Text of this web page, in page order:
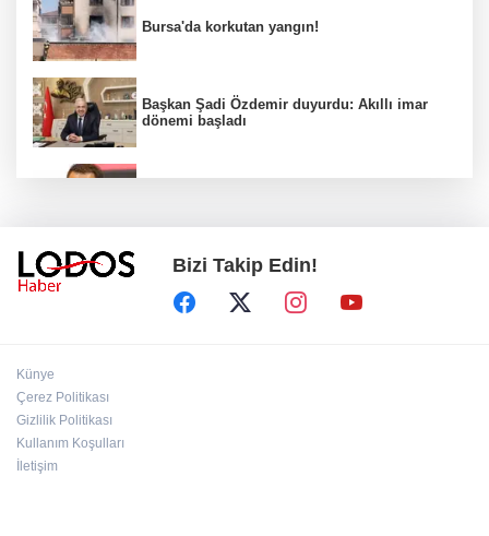
Bursa'da korkutan yangın!
Başkan Şadi Özdemir duyurdu: Akıllı imar
dönemi başladı
Bakan Gürlek duyurdu: İki çocuk cinayeti
aydınlatıldı!
Bizi Takip Edin!
Künye
Çerez Politikası
Gizlilik Politikası
Kullanım Koşulları
İletişim